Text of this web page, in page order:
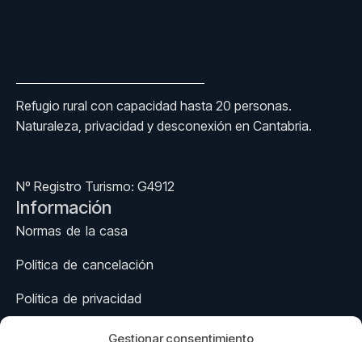
Gestionar consentimiento
Refugio rural con capacidad hasta 20 personas.
Naturaleza, privacidad y desconexión en Cantabria.
Nº Registro Turismo: G4912
Información
Normas de la casa
Política de cancelación
Política de privacidad